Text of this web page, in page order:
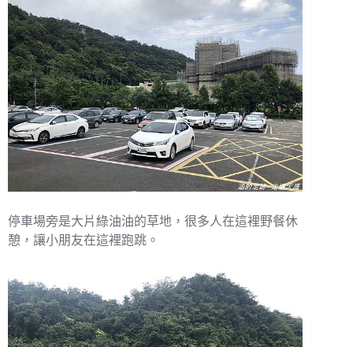
停車場旁是大片綠油油的草地，很多人在這裡野餐休
憩，讓小朋友在這裡跑跳。